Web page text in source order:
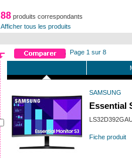
88 produits correspondants
Afficher tous les produits
Page 1 sur 8
SAMSUNG
Essential
Fiche produit